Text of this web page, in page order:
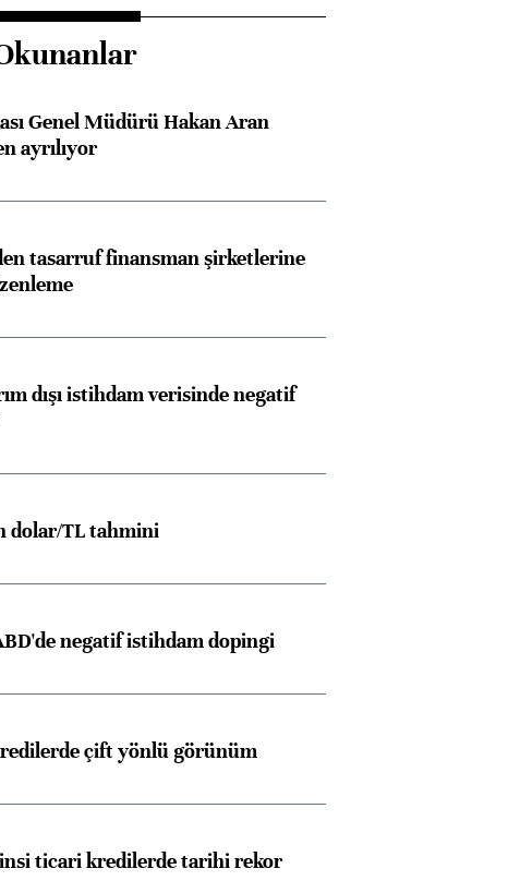
Genel Müdürü Hakan Aran
ayrılıyor
tasarruf finansman şirketlerine
dışı istihdam verisinde negatif
dolar/TL tahmini
negatif istihdam dopingi
çift yönlü görünüm
ticari kredilerde tarihi rekor